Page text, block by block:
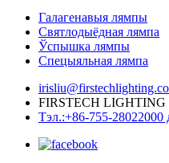
Галагенавыя лямпы
Святлодыёдная лямпа
Ўспышка лямпы
Спецыяльная лямпа
FIRSTECH LIGHTING
Тэл.:+86-755-28022000